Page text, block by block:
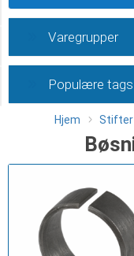
Hjem Stifter
Type
Category
Varegrupper
Populære tags